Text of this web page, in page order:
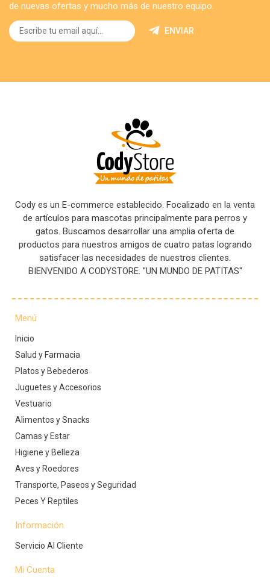
de nuevas ofertas y mucho más de nuestro equipo.
ENVIAR
Cody es un E-commerce establecido. Focalizado en la venta
de artículos para mascotas principalmente para perros y
gatos. Buscamos desarrollar una amplia oferta de
productos para nuestros amigos de cuatro patas logrando
satisfacer las necesidades de nuestros clientes.
BIENVENIDO A CODYSTORE. "UN MUNDO DE PATITAS"
Menú
Inicio
Salud y Farmacia
Platos y Bebederos
Juguetes y Accesorios
Vestuario
Alimentos y Snacks
Camas y Estar
Higiene y Belleza
Aves y Roedores
Transporte, Paseos y Seguridad
Peces Y Reptiles
Información
Servicio Al Cliente
Mi Cuenta